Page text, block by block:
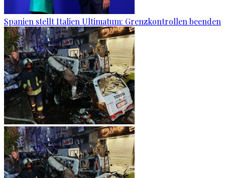
Spanien stellt Italien Ultimatum: Grenzkontrollen beenden